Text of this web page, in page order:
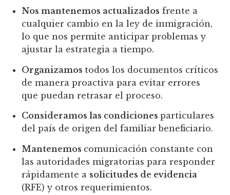
Nos mantenemos actualizados frente a
cualquier cambio en la ley de inmigración,
lo que nos permite anticipar problemas y
ajustar la estrategia a tiempo.
Organizamos todos los documentos críticos
de manera proactiva para evitar errores
que puedan retrasar el proceso.
Consideramos las condicionesparticulares
del país de origen del familiar beneficiario.
Mantenemos comunicación constante con
las autoridades migratorias para responder
rápidamente a solicitudes de evidencia
(RFE) y otros requerimientos.